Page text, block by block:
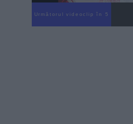
Următorul videoclip în 4